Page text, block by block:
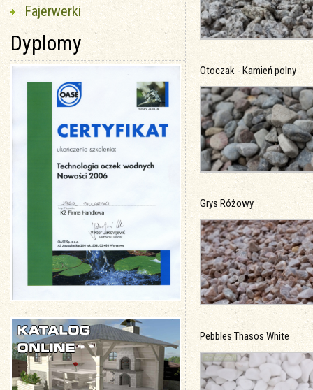
Fajerwerki
Dyplomy
Otoczak - Kamień polny
Grys Różowy
Pebbles Thasos White